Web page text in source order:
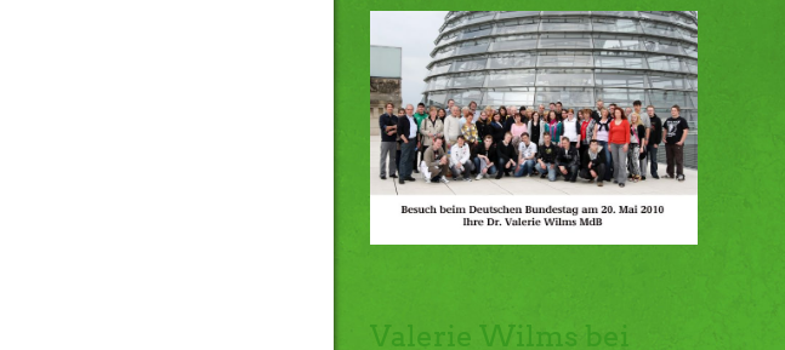
Valerie Wilms bei